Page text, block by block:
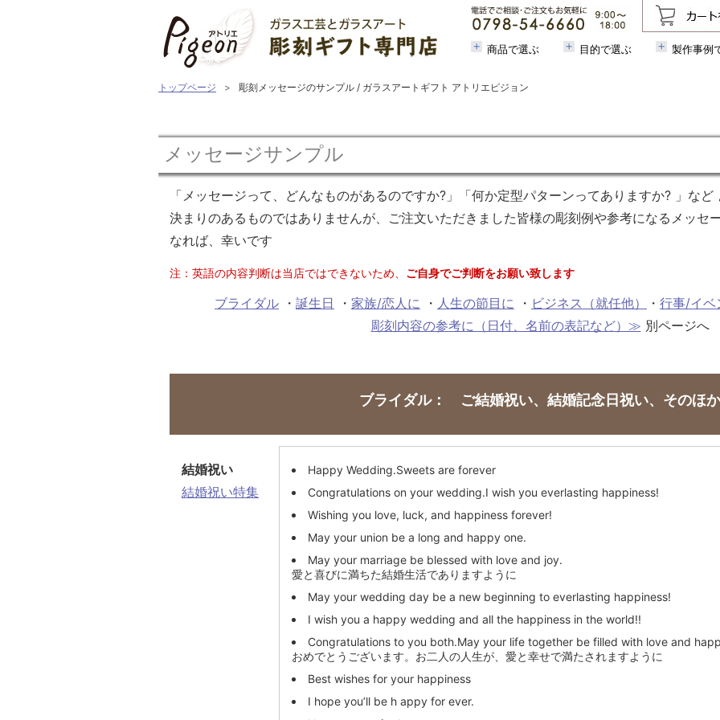
商品で選ぶ 目的で選ぶ 製作事例
トップページ 彫刻メッセージのサンプル / ガラスアートギフト アトリエピジョン
メッセージサンプル
「メッセージって、どんなものがあるのですか?」「何か定型パターンってありますか? 」な
決まりのあるものではありませんが、ご注文いただきました皆様の彫刻例や参考になるメッセ
なれば、幸いです
注：英語の内容判断は当店ではできないため、 ご自身でご判断をお願い致します
ブライダル ・ 誕生日 ・ 家族/恋人に ・ 人生の節目に ・ ビジネス（就任他） ・ 行事/イベ
彫刻内容の参考に（日付、名前の表記など）≫ 別ページへ
ブライダル： ご結婚祝い、結婚記念日祝い、そのほか
結婚祝い
結婚祝い特集
Happy Wedding.Sweets are forever
Congratulations on your wedding.I wish you everlasting happiness!
Wishing you love, luck, and happiness forever!
May your union be a long and happy one.
May your marriage be blessed with love and joy.
愛と喜びに満ちた結婚生活でありますように
May your wedding day be a new beginning to everlasting happiness!
I wish you a happy wedding and all the happiness in the world!!
Congratulations to you both.May your life together be filled with love and
おめでとうございます。お二人の人生が、愛と幸せで満たされますように
Best wishes for your happiness
I hope you’ll be h appy for ever.